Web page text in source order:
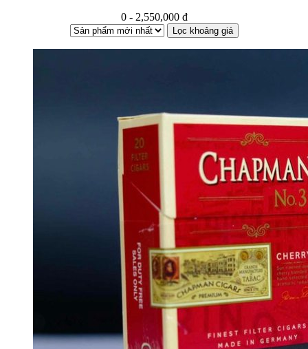
0 - 2,550,000 đ
Lọc khoảng giá